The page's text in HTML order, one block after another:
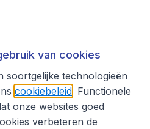
van cookies
soortgelijke technologieën
cookiebeleid . Functionele
onze websites goed
verbeteren de